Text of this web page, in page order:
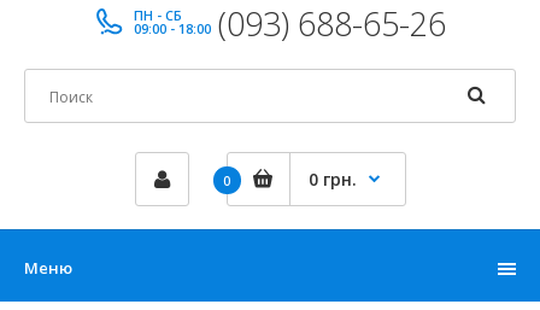
ПН - СБ
09:00 - 18:00 (093) 688-65-26
0 0 грн.
Меню